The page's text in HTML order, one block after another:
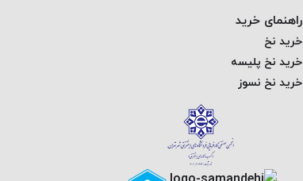
راهنمای خرید
خرید نخ
خرید نخ پلیسه
خرید نخ نسوز